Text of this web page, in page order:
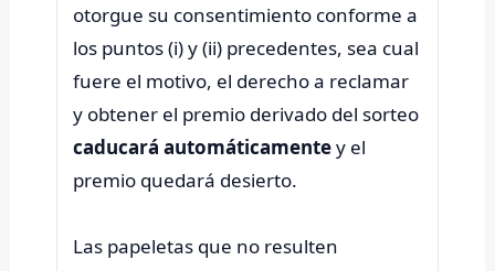
otorgue su consentimiento conforme a
los puntos (i) y (ii) precedentes, sea cual
fuere el motivo, el derecho a reclamar
y obtener el premio derivado del sorteo
caducará automáticamentey el
premio quedará desierto.
Las papeletas que no resulten